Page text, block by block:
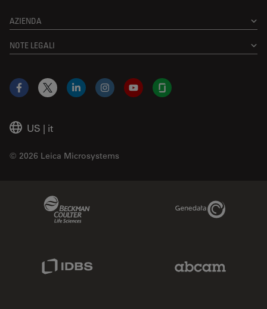
AZIENDA
NOTE LEGALI
US | it
© 2026 Leica Microsystems
Facebook
X LinkedInInstagramYouTubeGlassdoor
Genedata Link